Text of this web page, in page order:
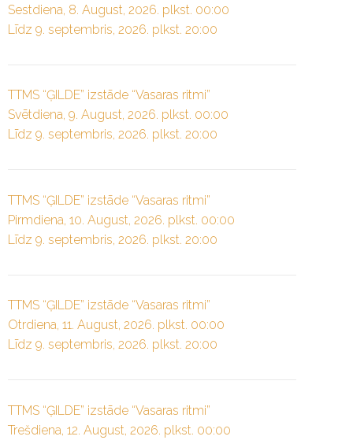
Sestdiena, 8. August, 2026. plkst. 00:00
Līdz 9. septembris, 2026. plkst. 20:00
TTMS “ĢILDE” izstāde “Vasaras ritmi”
Svētdiena, 9. August, 2026. plkst. 00:00
Līdz 9. septembris, 2026. plkst. 20:00
TTMS “ĢILDE” izstāde “Vasaras ritmi”
Pirmdiena, 10. August, 2026. plkst. 00:00
Līdz 9. septembris, 2026. plkst. 20:00
TTMS “ĢILDE” izstāde “Vasaras ritmi”
Otrdiena, 11. August, 2026. plkst. 00:00
Līdz 9. septembris, 2026. plkst. 20:00
TTMS “ĢILDE” izstāde “Vasaras ritmi”
Trešdiena, 12. August, 2026. plkst. 00:00